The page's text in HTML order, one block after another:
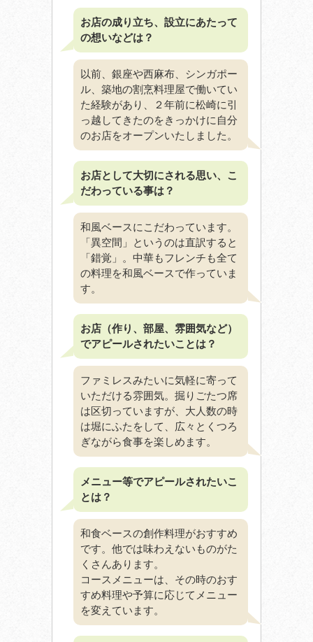
お店の成り立ち、設立にあたって
の想いなどは？
以前、銀座や西麻布、シンガポー
ル、築地の割烹料理屋で働いてい
た経験があり、２年前に松崎に引
っ越してきたのをきっかけに自分
のお店をオープンいたしました。
お店として大切にされる思い、こ
だわっている事は？
和風ベースにこだわっています。
「異空間」というのは直訳すると
「錯覚」。中華もフレンチも全て
の料理を和風ベースで作っていま
す。
お店（作り、部屋、雰囲気など）
でアピールされたいことは？
ファミレスみたいに気軽に寄って
いただける雰囲気。掘りごたつ席
は区切っていますが、大人数の時
は堀にふたをして、広々とくつろ
ぎながら食事を楽しめます。
メニュー等でアピールされたいこ
とは？
和食ベースの創作料理がおすすめ
です。他では味わえないものがた
くさんあります。
コースメニューは、その時のおす
すめ料理や予算に応じてメニュー
を変えています。